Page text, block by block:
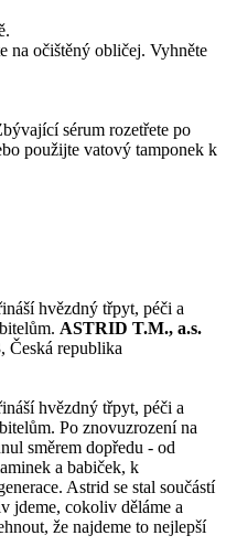
na očištěný obličej. Vyhněte
sérum rozetřete po
použijte vatový tamponek k
hvězdný třpyt, péči a
ASTRID T.M., a.s.
Česká republika
hvězdný třpyt, péči a
Po znovuzrození na
směrem dopředu - od
a babiček, k
Astrid se stal součástí
jdeme, cokoliv děláme a
že najdeme to nejlepší